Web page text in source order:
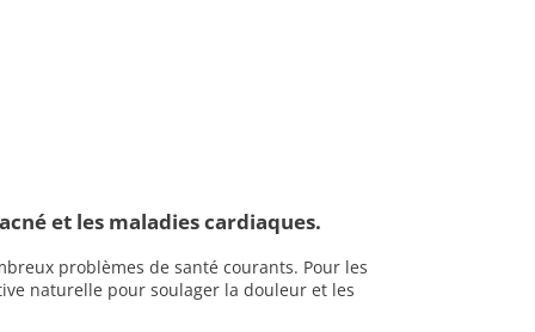
et les maladies cardiaques.
problèmes de santé courants. Pour les
naturelle pour soulager la douleur et les